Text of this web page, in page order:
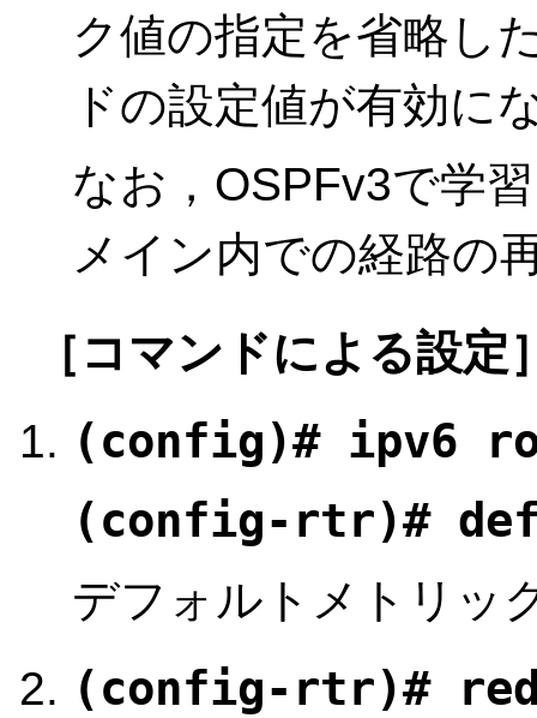
ク値の指定を省略し
ドの設定値が有効に
なお，OSPFv3で学
メイン内での経路の
［コマンドによる設定
(config)# ipv6
(config-rtr)#
デフォルトメトリッ
(config-rtr)#